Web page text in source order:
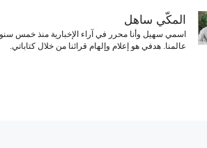
المكّي ساهل
اسمي سهيل وأنا محرر في آراء الإخبارية منذ خمس
عالمنا. هدفي هو إعلام وإلهام قرائنا من خلال كتاباتي.